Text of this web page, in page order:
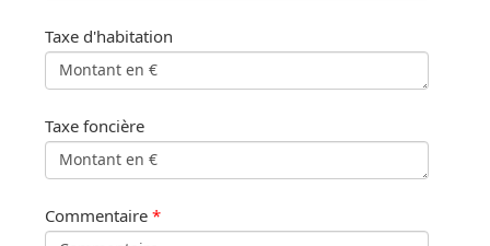
Taxe d'habitation
Taxe foncière
Commentaire *